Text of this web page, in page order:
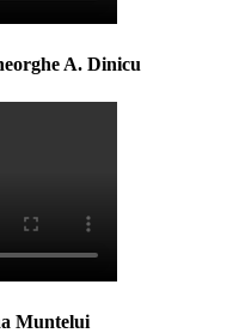
A. Dinicu
Muntelui